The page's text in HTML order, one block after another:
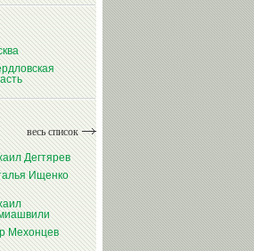
весь список
Дегтярев
Ищенко
Мехонцев